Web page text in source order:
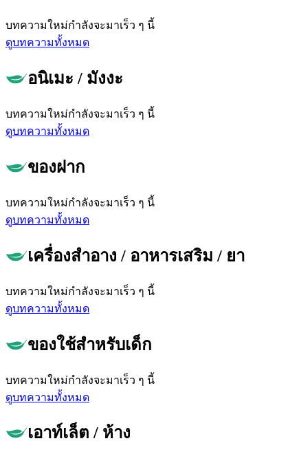
บทความใหม่กำลังจะมาเร็ว ๆ นี้
ดูบทความทั้งหมด
อนิเมะ / มังงะ
บทความใหม่กำลังจะมาเร็ว ๆ นี้
ดูบทความทั้งหมด
ของฝาก
บทความใหม่กำลังจะมาเร็ว ๆ นี้
ดูบทความทั้งหมด
เครื่องสำอาง / อาหารเสริม / ยา
บทความใหม่กำลังจะมาเร็ว ๆ นี้
ดูบทความทั้งหมด
ของใช้สำหรับเด็ก
บทความใหม่กำลังจะมาเร็ว ๆ นี้
ดูบทความทั้งหมด
เอาท์เล็ต / ห้าง